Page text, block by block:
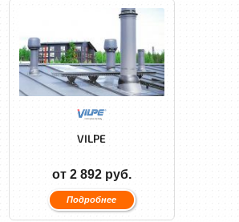
VILPE
от 2 892 руб.
Подробнее